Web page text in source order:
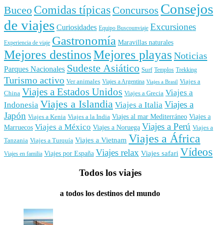
Buceo Comidas típicas Concursos Consejos
de viajes Curiosidades Equipo Buscounviaje Excursiones
Experiencia de viaje Gastronomía Maravillas naturales
Mejores destinosMejores playasNoticias
Parques Nacionales Sudeste Asiático Surf Templos Trekking
Turismo activo Ver animales Viajes a Argentina Viajes a Brasil Viajes a
China Viajes a Estados Unidos Viajes a Grecia Viajes a
Indonesia Viajes a Islandia Viajes a Italia Viajes a
Japón Viajes a Kenia Viajes a la India Viajes al mar Mediterráneo Viajes a
Marruecos Viajes a México Viajes a Noruega Viajes a Perú Viajes a
Tanzania Viajes a Turquía Viajes a Vietnam Viajes a África
Viajes en familia Viajes por España Viajes relax Viajes safari Vídeos
Todos los viajes
a todos los destinos del mundo